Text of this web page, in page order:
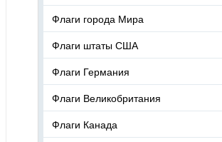
Флаги города Мира
Флаги штаты США
Флаги Германия
Флаги Великобритания
Флаги Канада